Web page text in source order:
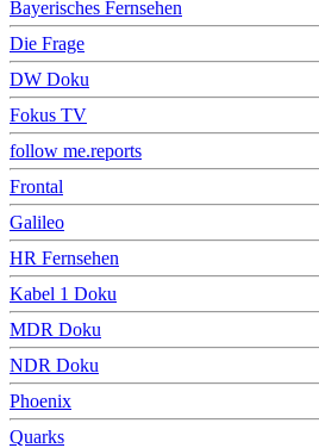
Bayerisches Fernsehen
Die Frage
DW Doku
Fokus TV
follow me.reports
Frontal
Galileo
HR Fernsehen
Kabel 1 Doku
MDR Doku
NDR Doku
Phoenix
Quarks